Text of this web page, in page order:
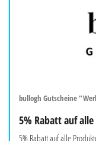
bullogh Gutscheine
5% Rabatt auf
5% Rabatt auf alle